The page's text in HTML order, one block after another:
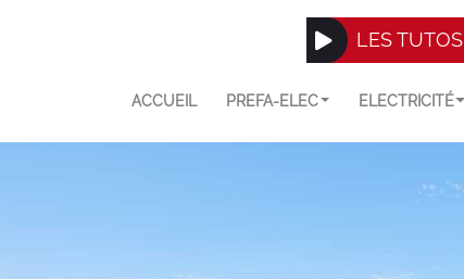
LES TUTOS
ACCUEIL PREFA-ELEC ELECTRICITÉ